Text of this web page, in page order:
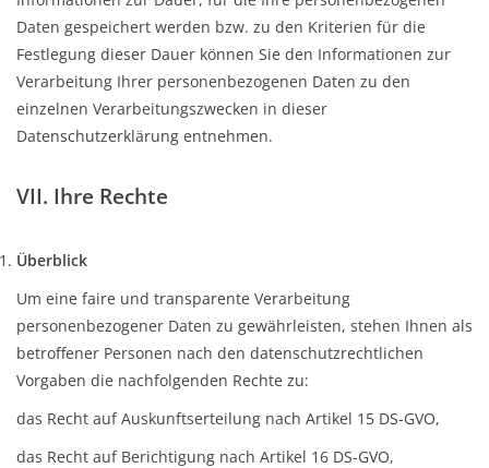
Daten gespeichert werden bzw. zu den Kriterien für die
Festlegung dieser Dauer können Sie den Informationen zur
Verarbeitung Ihrer personenbezogenen Daten zu den
einzelnen Verarbeitungszwecken in dieser
Datenschutzerklärung entnehmen.
VII. Ihre Rechte
Überblick
Um eine faire und transparente Verarbeitung
personenbezogener Daten zu gewährleisten, stehen Ihnen als
betroffener Personen nach den datenschutzrechtlichen
Vorgaben die nachfolgenden Rechte zu:
das Recht auf Auskunftserteilung nach Artikel 15 DS-GVO,
das Recht auf Berichtigung nach Artikel 16 DS-GVO,